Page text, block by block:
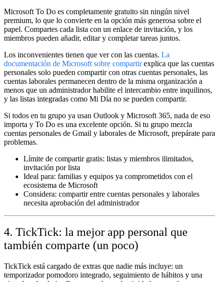
Microsoft To Do es completamente gratuito sin ningún nivel
premium, lo que lo convierte en la opción más generosa sobre el
papel. Compartes cada lista con un enlace de invitación, y los
miembros pueden añadir, editar y completar tareas juntos.
Los inconvenientes tienen que ver con las cuentas. La
documentación de Microsoft sobre compartirexplica que las cuentas
personales solo pueden compartir con otras cuentas personales, las
cuentas laborales permanecen dentro de la misma organización a
menos que un administrador habilite el intercambio entre inquilinos,
y las listas integradas como Mi Día no se pueden compartir.
Si todos en tu grupo ya usan Outlook y Microsoft 365, nada de eso
importa y To Do es una excelente opción. Si tu grupo mezcla
cuentas personales de Gmail y laborales de Microsoft, prepárate para
problemas.
Límite de compartir gratis: listas y miembros ilimitados,
invitación por lista
Ideal para: familias y equipos ya comprometidos con el
ecosistema de Microsoft
Considera: compartir entre cuentas personales y laborales
necesita aprobación del administrador
4. TickTick: la mejor app personal que
también comparte (un poco)
TickTick está cargado de extras que nadie más incluye: un
temporizador pomodoro integrado, seguimiento de hábitos y una